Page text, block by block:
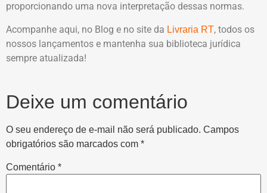
proporcionando uma nova interpretação dessas normas.
Acompanhe aqui, no Blog e no site da Livraria RT, todos os
nossos lançamentos e mantenha sua biblioteca jurídica
sempre atualizada!
Deixe um comentário
O seu endereço de e-mail não será publicado. Campos
obrigatórios são marcados com *
Comentário *